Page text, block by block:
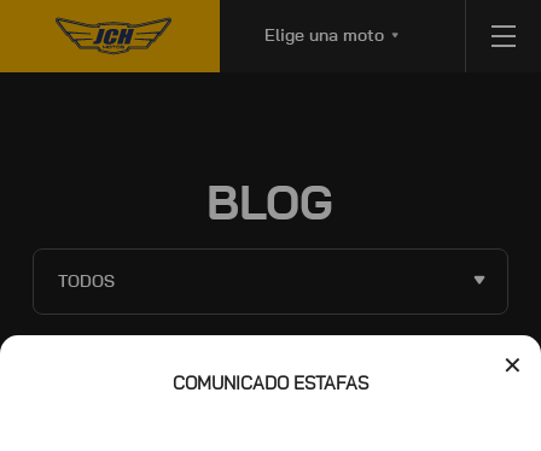
Elige una moto
✕
COMUNICADO ESTAFAS
BLOG
TODOS
CONSEJOS MOTEROS